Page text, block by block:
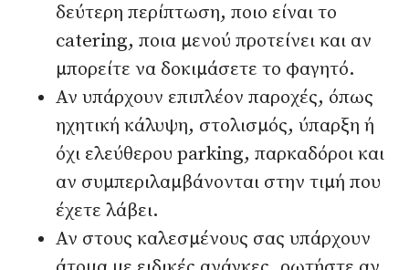
δεύτερη περίπτωση, ποιο είναι το
catering, ποια μενού προτείνει και αν
μπορείτε να δοκιμάσετε το φαγητό.
Αν υπάρχουν επιπλέον παροχές, όπως
ηχητική κάλυψη, στολισμός, ύπαρξη ή
όχι ελεύθερου parking, παρκαδόροι και
αν συμπεριλαμβάνονται στην τιμή που
έχετε λάβει.
Αν στους καλεσμένους σας υπάρχουν